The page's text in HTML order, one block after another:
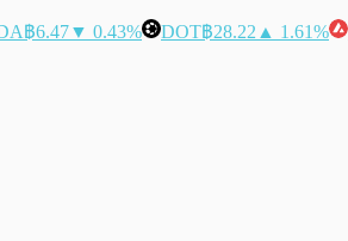
฿6.47▼ 0.43% DOT฿28.22 ▲ 1.61%